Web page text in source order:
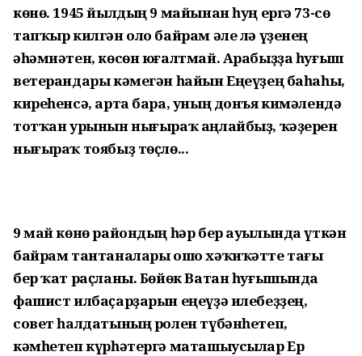
көнө. 1945 йылдың 9 майынан һуң ергә 73-сө
тапҡыр килгән оло байрам әле лә үҙенең
әһәмиәтен, көсөн юғалтмай. Арабыҙҙа һуғыш
ветерандары кәмегән һайын Еңеүҙең баһаһы,
киреһенсә, арта бара, уның донъя кимәлендә
тотҡан урынын нығыраҡ аңлайбыҙ, ҡәҙерен
нығыраҡ тоябыҙ төҫлө...
9 май көнө райондың һәр бер ауылында үткән
байрам тантаналары ошо хәҡиҡәтте тағы
бер ҡат раҫланы. Бөйөк Ватан һуғышында
фашист илбаҫарҙарын еңеүҙә илебеҙҙең,
совет һалдатының ролен түбәнһетеп,
кәмһетеп күрһәтергә маташыусылар Ер